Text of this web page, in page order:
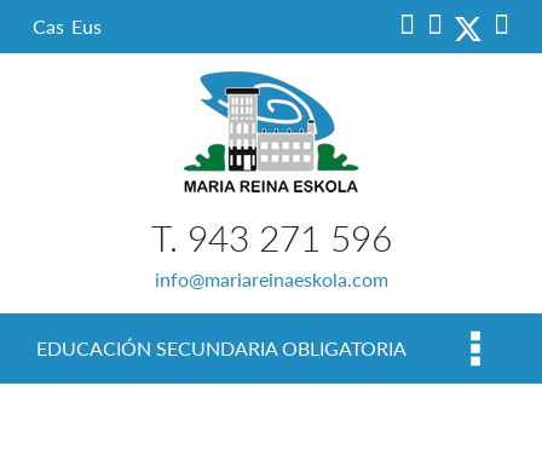
Cas Eus
T. 943 271 596
info@mariareinaeskola.com
EDUCACIÓN SECUNDARIA OBLIGATORIA